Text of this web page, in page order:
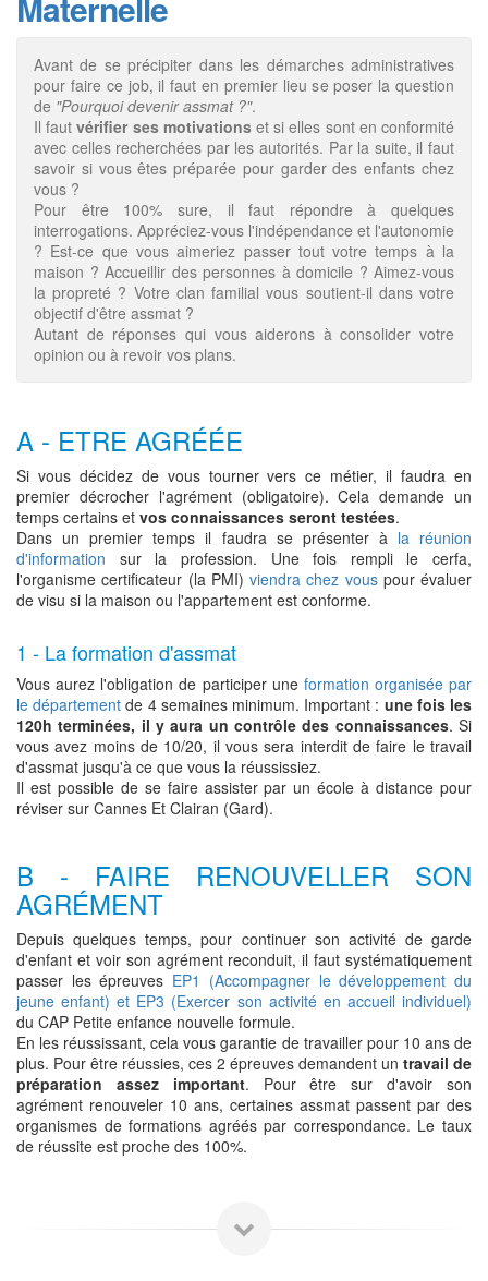
Avant de se précipiter dans les démarches administratives
pour faire ce job, il faut en premier lieu se poser la question
de "Pourquoi devenir assmat ?".
Il fautvérifier ses motivationset si elles sont en conformité
avec celles recherchées par les autorités. Par la suite, il faut
savoir si vous êtes préparée pour garder des enfants chez
vous ?
Pour être 100% sure, il faut répondre à quelques
interrogations. Appréciez-vous l'indépendance et l'autonomie
? Est-ce que vous aimeriez passer tout votre temps à la
maison ? Accueillir des personnes à domicile ? Aimez-vous
la propreté ? Votre clan familial vous soutient-il dans votre
objectif d'être assmat ?
Autant de réponses qui vous aiderons à consolider votre
opinion ou à revoir vos plans.
A - ETRE AGRÉÉE
Si vous décidez de vous tourner vers ce métier, il faudra en
premier décrocher l'agrément (obligatoire). Cela demande un
temps certains et vos connaissances seront testées.
Dans un premier temps il faudra se présenter à la réunion
d'information sur la profession. Une fois rempli le cerfa,
l'organisme certificateur (la PMI) viendra chez vouspour évaluer
de visu si la maison ou l'appartement est conforme.
1 - La formation d'assmat
Vous aurez l'obligation de participer une formation organisée par
le département de 4 semaines minimum. Important : une fois les
120h terminées, il y aura un contrôle des connaissances. Si
vous avez moins de 10/20, il vous sera interdit de faire le travail
d'assmat jusqu'à ce que vous la réussissiez.
Il est possible de se faire assister par un école à distance pour
réviser sur Cannes Et Clairan (Gard).
B - FAIRE RENOUVELLER SON
AGRÉMENT
Depuis quelques temps, pour continuer son activité de garde
d'enfant et voir son agrément reconduit, il faut systématiquement
passer les épreuves EP1 (Accompagner le développement du
jeune enfant) et EP3 (Exercer son activité en accueil individuel)
du CAP Petite enfance nouvelle formule.
En les réussissant, cela vous garantie de travailler pour 10 ans de
plus. Pour être réussies, ces 2 épreuves demandent un travail de
préparation assez important. Pour être sur d'avoir son
agrément renouveler 10 ans, certaines assmat passent par des
organismes de formations agréés par correspondance. Le taux
de réussite est proche des 100%.